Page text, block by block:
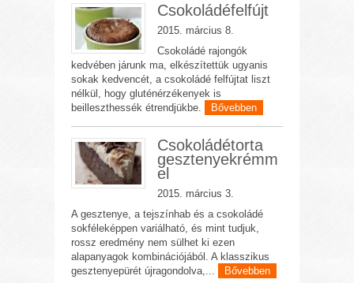
Csokoládéfelfújt
2015. március 8.
Csokoládé rajongók
kedvében járunk ma, elkészítettük ugyanis
sokak kedvencét, a csokoládé felfújtat liszt
nélkül, hogy gluténérzékenyek is
beilleszthessék étrendjükbe.
Bővebben
Csokoládétorta
gesztenyekrémm
el
2015. március 3.
A gesztenye, a tejszínhab és a csokoládé
sokféleképpen variálható, és mint tudjuk,
rossz eredmény nem sülhet ki ezen
alapanyagok kombinációjából. A klasszikus
gesztenyepürét újragondolva,...
Bővebben